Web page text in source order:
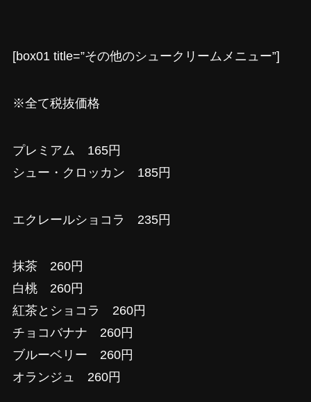
[box01 title=”その他のシュークリームメニュー”]
※全て税抜価格
プレミアム 165円
シュー・クロッカン 185円
エクレールショコラ 235円
抹茶 260円
白桃 260円
紅茶とショコラ 260円
チョコバナナ 260円
ブルーベリー 260円
オランジュ 260円